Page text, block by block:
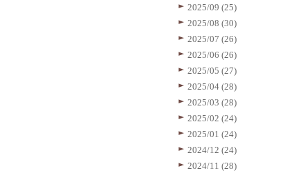
2025/09 (25)
2025/08 (30)
2025/07 (26)
2025/06 (26)
2025/05 (27)
2025/04 (28)
2025/03 (28)
2025/02 (24)
2025/01 (24)
2024/12 (24)
2024/11 (28)